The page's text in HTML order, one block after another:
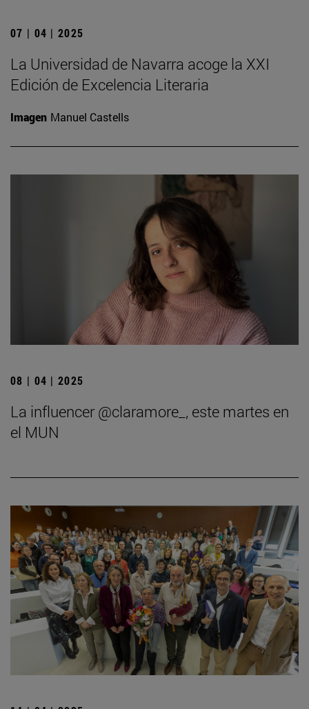
07 | 04 | 2025
La Universidad de Navarra acoge la XXI
Edición de Excelencia Literaria
Imagen Manuel Castells
08 | 04 | 2025
La influencer @claramore_, este martes en
el MUN